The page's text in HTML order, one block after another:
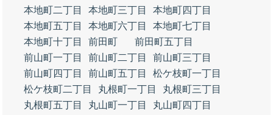
本地町二丁目
本地町三丁目
本地町四丁目
本地町五丁目
本地町六丁目
本地町七丁目
本地町十丁目
前田町
前田町五丁目
前山町一丁目
前山町二丁目
前山町三丁目
前山町四丁目
前山町五丁目
松ケ枝町一丁目
松ケ枝町二丁目
丸根町一丁目
丸根町三丁目
丸根町五丁目
丸山町一丁目
丸山町四丁目